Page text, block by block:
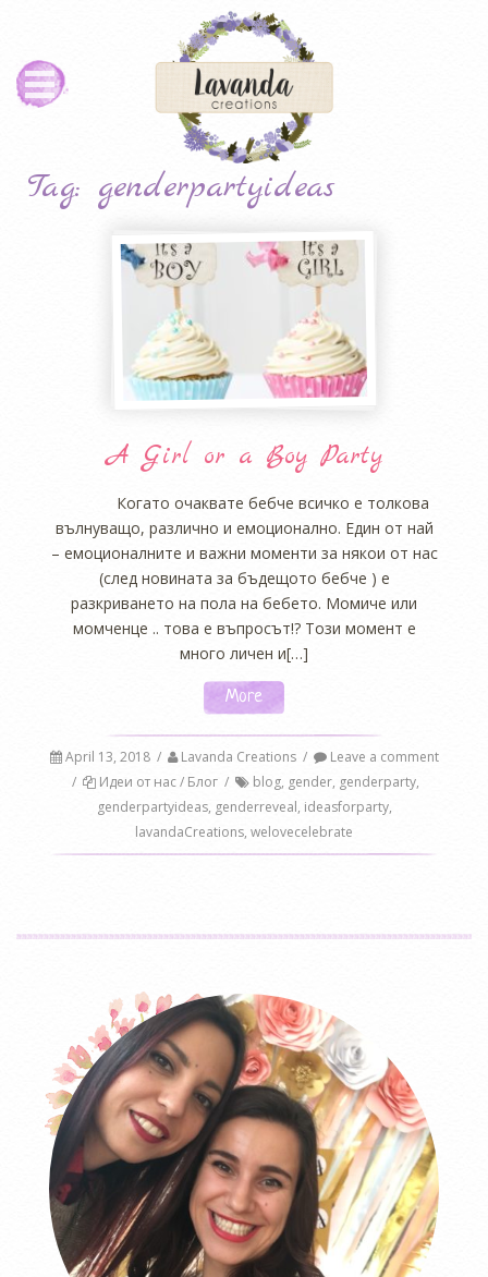
Tag: genderpartyideas
A Girl or a Boy Party
Когато очаквате бебче всичко е толкова
вълнуващо, различно и емоционално. Един от най
– емоционалните и важни моменти за някои от нас
(след новината за бъдещото бебче ) е
разкриването на пола на бебето. Момиче или
момченце .. това е въпросът!? Този момент е
много личен и[…]
More
April 13, 2018 / Lavanda Creations /
Leave a comment
/
Идеи от нас / Блог / blog, gender, genderparty,
genderpartyideas, genderreveal, ideasforparty,
lavandaCreations, welovecelebrate